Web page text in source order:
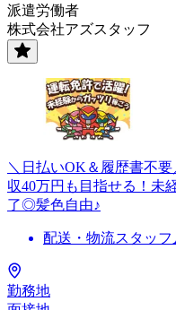
派遣労働者
株式会社アズスタッフ
＼日払いOK＆履歴書不
収40万円も目指せる！未
了◎髪色自由♪
配送・物流スタッフ
勤務地